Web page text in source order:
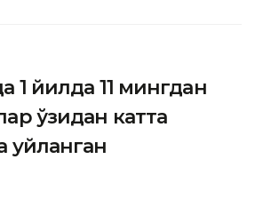
1 йилда 11 мингдан
ўзидан катта
уйланган